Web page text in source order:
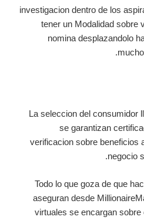
investigacion dentro de los
tener un Modalidad sobre
nomina desplazandolo
La seleccion del consumidor
se garantizan
verificacion sobre beneficios
negocio
Todo lo que goza de que
aseguran desde
virtuales se encargan